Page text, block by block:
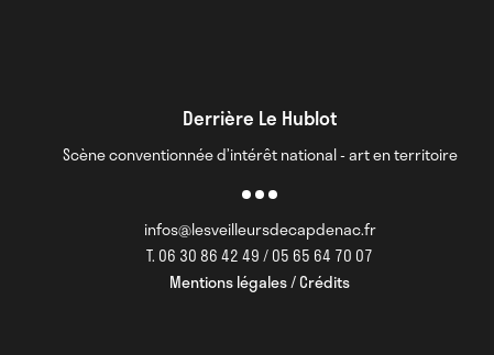
Derrière Le Hublot
Scène conventionnée d’intérêt national - art en territoire
infos@lesveilleursdecapdenac.fr
T. 06 30 86 42 49 / 05 65 64 70 07
Mentions légales / Crédits